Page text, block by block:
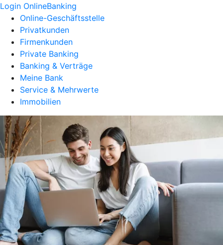
Login OnlineBanking
Online-Geschäftsstelle
Privatkunden
Firmenkunden
Private Banking
Banking & Verträge
Meine Bank
Service & Mehrwerte
Immobilien